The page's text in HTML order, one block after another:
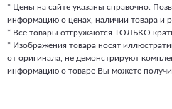
* Цены на сайте указаны справочно.
информацию о ценах, наличии товара и
* Все товары отгружаются ТОЛЬКО
* Изображения товара носят
от оригинала, не демонстрируют
информацию о товаре Вы можете